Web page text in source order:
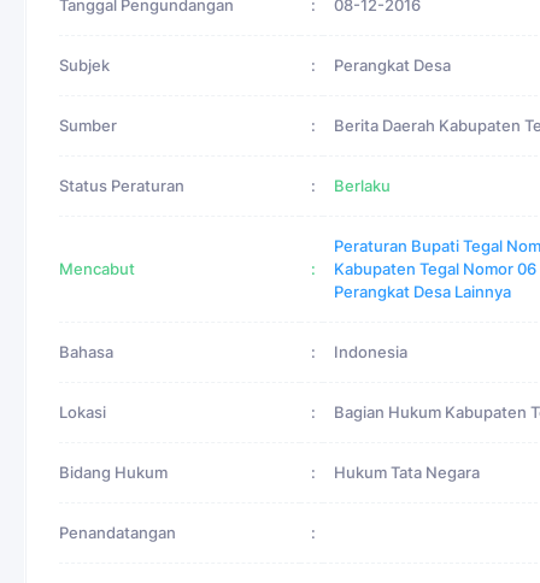
Tanggal Pengundangan : 08-12-2016
Subjek : Perangkat Desa
Sumber : Berita Daerah Kabupaten
Status Peraturan : Berlaku
Mencabut :
Peraturan Bupati Tegal
Kabupaten Tegal Nomor
Perangkat Desa Lainnya
Bahasa : Indonesia
Lokasi : Bagian Hukum Kabupaten
Bidang Hukum : Hukum Tata Negara
Penandatangan :